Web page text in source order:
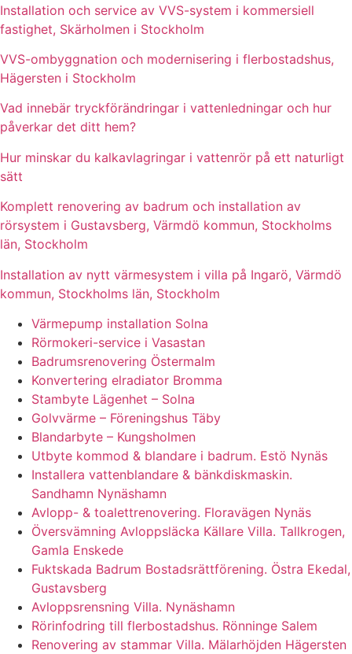
Installation och service av VVS-system i kommersiell
fastighet, Skärholmen i Stockholm
VVS-ombyggnation och modernisering i flerbostadshus,
Hägersten i Stockholm
Vad innebär tryckförändringar i vattenledningar och hur
påverkar det ditt hem?
Hur minskar du kalkavlagringar i vattenrör på ett naturligt
sätt
Komplett renovering av badrum och installation av
rörsystem i Gustavsberg, Värmdö kommun, Stockholms
län, Stockholm
Installation av nytt värmesystem i villa på Ingarö, Värmdö
kommun, Stockholms län, Stockholm
Värmepump installation Solna
Rörmokeri-service i Vasastan
Badrumsrenovering Östermalm
Konvertering elradiator Bromma
Stambyte Lägenhet – Solna
Golvvärme – Föreningshus Täby
Blandarbyte – Kungsholmen
Utbyte kommod & blandare i badrum. Estö Nynäs
Installera vattenblandare & bänkdiskmaskin.
Sandhamn Nynäshamn
Avlopp- & toalettrenovering. Floravägen Nynäs
Översvämning Avloppsläcka Källare Villa. Tallkrogen,
Gamla Enskede
Fuktskada Badrum Bostadsrättförening. Östra Ekedal,
Gustavsberg
Avloppsrensning Villa. Nynäshamn
Rörinfodring till flerbostadshus. Rönninge Salem
Renovering av stammar Villa. Mälarhöjden Hägersten